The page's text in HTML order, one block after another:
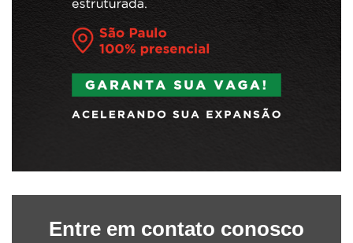
Entre em contato conosco